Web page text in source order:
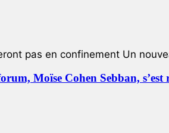
pas en confinement Un
Moïse Cohen Sebban,